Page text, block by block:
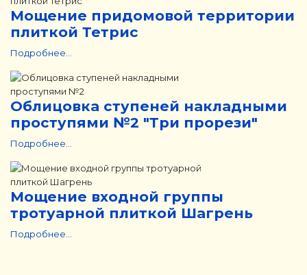
Мощение придомовой территории
плиткой Тетрис
Подробнее...
Облицовка ступеней накладными
проступями №2 "Три прорези"
Подробнее...
Мощение входной группы
тротуарной плиткой Шагрень
Подробнее...